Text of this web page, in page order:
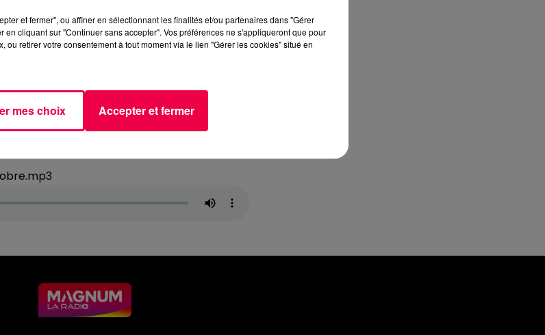
et fermer", ou affiner en sélectionnant les finalités et/ou partenaires dans "Gérer
en cliquant sur "Continuer sans accepter". Vos préférences ne s'appliqueront que pour
ou retirer votre consentement à tout moment via le lien "Gérer les cookies" situé en
mes choix Accepter et fermer